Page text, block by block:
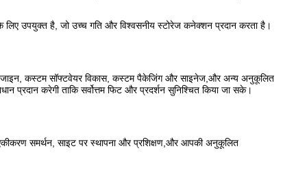
उपयुक्त है, जो उच्च गति और विश्वसनीय स्टोरेज कनेक्शन प्रदान करता है।
कस्टम सॉफ्टवेयर विकास, कस्टम पैकेजिंग और साइनेज,और अन्य अनुकूलित
करेगी ताकि सर्वोत्तम फिट और प्रदर्शन सुनिश्चित किया जा सके।
समर्थन, साइट पर स्थापना और प्रशिक्षण,और आपकी अनुकूलित